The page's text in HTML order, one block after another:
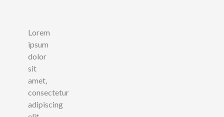
Lorem
ipsum
dolor
sit
amet,
consectetur
adipiscing